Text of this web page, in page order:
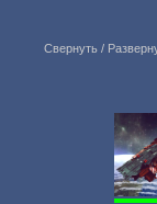
Свернуть /